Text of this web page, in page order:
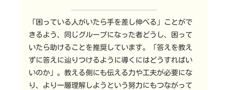
「困っている人がいたら手を差し伸べる」ことがで
きるよう、同じグループになった者どうし、困って
いたら助けることを推奨しています。「答えを教え
ずに答えに辿りつけるように導くにはどうすればい
いのか」。教える側にも伝える力や工夫が必要にな
り、より一層理解しようという努力にもつながって